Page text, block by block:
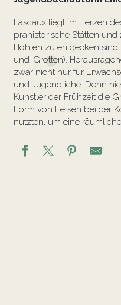
Lascaux liegt im Herzen
prähistorische Stätten und
Höhlen zu entdecken
und-Grotten).
zwar nicht nur für
und Jugendliche. Denn
Künstler der Frühzeit die
Form von Felsen bei der
nutzten, um eine